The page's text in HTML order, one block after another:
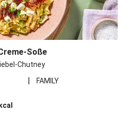
Soße
Chutney
| FAMILY
kcal